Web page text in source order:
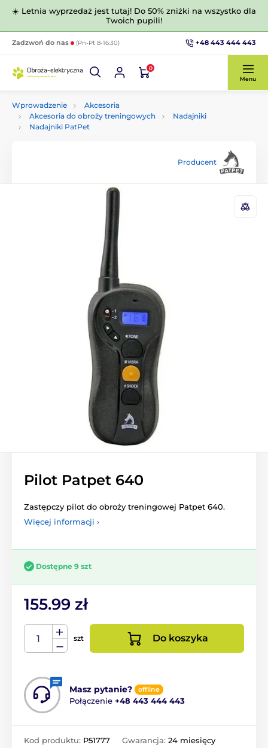
☀️ Letnia wyprzedaż jest tutaj! Do 50% zniżki na wszystko dla
Twoich pupili!
Zadzwoń do nas (Pn-Pt 8-16:30) +48 443 444 443
0
Menu
Wprowadzenie
Akcesoria
Akcesoria do obroży treningowych
Nadajniki
Nadajniki PatPet
Producent
Pilot Patpet 640
Zastępczy pilot do obroży treningowej Patpet 640.
Więcej informacji ›
Dostępne 9 szt
155.99 zł
szt Do koszyka
Masz pytanie? offline
Połączenie +48 443 444 443
Kod produktu: P51777 Gwarancja: 24 miesięcy